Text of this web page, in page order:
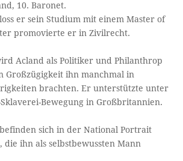
10. Baronet.
er sein Studium mit einem Master of
promovierte er in Zivilrecht.
Acland als Politiker und Philanthrop
Großzügigkeit ihn manchmal in
brachten. Er unterstützte unter
Bewegung in Großbritannien.
sich in der National Portrait
die ihn als selbstbewussten Mann